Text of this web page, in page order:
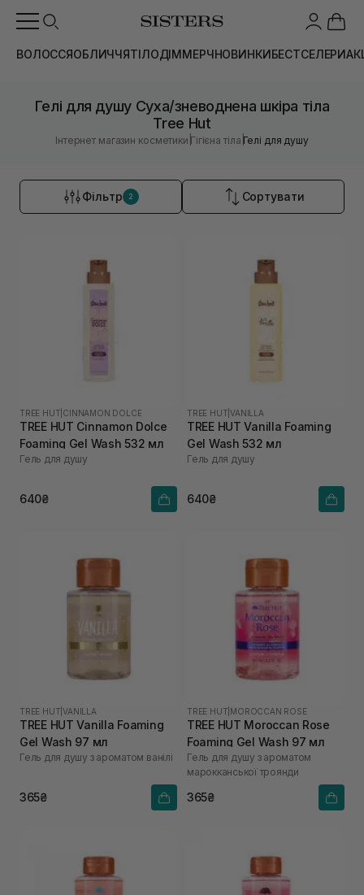
ВОЛОССЯОБЛИЧЧЯТІЛОДІММЕРЧНОВИНКИБЕСТСЕЛЕРИ
Гелі для душу Суха/зневоднена шкіра тіла
Tree Hut
Інтернет магазин косметики |Гігієна тіла |Гелі для душу
Фільтр 2 Сортувати
TREE HUT CINNAMON DOLCE
TREE HUT Cinnamon Dolce
Foaming Gel Wash 532 мл
Гель для душу
640₴
TREE HUT |VANILLA
TREE HUT Vanilla Foaming
Gel Wash 532 мл
Гель для душу
640₴
TREE HUT |VANILLA
TREE HUT Vanilla Foaming
Gel Wash 97 мл
Гель для душу з ароматом ванілі
365₴
TREE HUT MOROCCAN ROSE
TREE HUT Moroccan Rose
Foaming Gel Wash 97 мл
Гель для душу з ароматом
марокканської троянди
365₴